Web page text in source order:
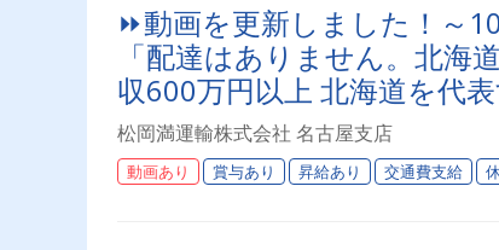
⏩動画を更新しました！～
「配達はありません。北海
収600万円以上 北海道を代
かまんの未来を担うドライ
松岡満運輸株式会社 名古屋支店
動画あり 賞与あり 昇給あり 交通費支給